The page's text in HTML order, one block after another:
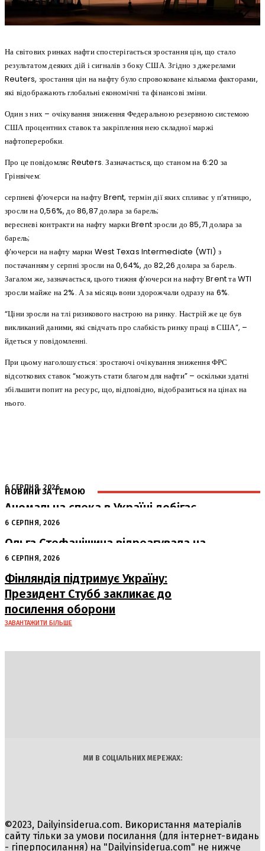
На світових ринках нафти спостерігається зростання цін, що стало
результатом деяких дій і сигналів з боку США. Згідно з джерелами
Reuters, зростання цін на нафту було спровоковане кількома факторами,
які відображають глобальні економічні та фінансові зміни.
Один з них – очікування зниження Федеральною резервною системою
США процентних ставок та закріплення нею складної маржі
нафтопереробки.
Про це повідомляє Reuters. Зазначається, що станом на 6:20 за
Грінвічем:
серпневі ф’ючерси на нафту Brent, термін дії яких спливає у п’ятницю,
зросли на 0,56%, до 86,87 долара за барель;
вересневі контракти на нафту марки Brent зросли до 85,71 долара за
барель;
ф’ючерси на нафту марки West Texas Intermediate (WTI) з
постачанням у серпні зросли на 0,64%, до 82,26 долара за барель.
Загалом же, зазначається, цього тижня ф’ючерси на нафту Brent та WTI
зросли майже на 2%. А за місяць вони здорожчали одразу на 6%.
“Ціни зросли на тлі ризикового настрою на ринку. Настрій же це був
викликаний даними, які свідчать про слабкість ринку праці в США”, –
йдеться у повідомленні.
При цьому наголошується: зростаючі очікування зниження ФРС
відсоткових ставок “можуть стати благом для нафти” – оскільки здатні
збільшити попит на ресурс, що, відповідно, відобразиться на цінах на
нього.
НОВИНИ ЗА ТЕМОЮ
6 СЕРПНЯ, 2026
Аномальна спека в Україні добігає
кінця: очікується похолодання
6 СЕРПНЯ, 2026
Ольга Стефанішина відреагувала на
підозри від НАБУ та САП
6 СЕРПНЯ, 2026
Фінляндія підтримує Україну:
Президент Стубб закликає до
посилення оборони
ЗАВАНТАЖИТИ БІЛЬШЕ
МИ В СОЦІАЛЬНИХ МЕРЕЖАХ:
©2023, Dailyinsiderua.com. Використання матеріалів
сайту тільки за умови посилання (для інтернет-видань
- гіперпосилання) на "Dailyinsiderua.com" не нижче